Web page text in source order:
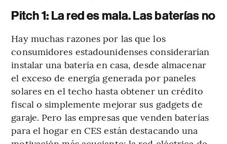
Pitch 1: La red es mala. Las baterías no
Hay muchas razones por las que los
consumidores estadounidenses considerarían
instalar una batería en casa, desde almacenar
el exceso de energía generada por paneles
solares en el techo hasta obtener un crédito
fiscal o simplemente mejorar sus gadgets de
garaje. Pero las empresas que venden baterías
para el hogar en CES están destacando una